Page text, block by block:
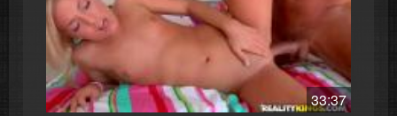
33:37